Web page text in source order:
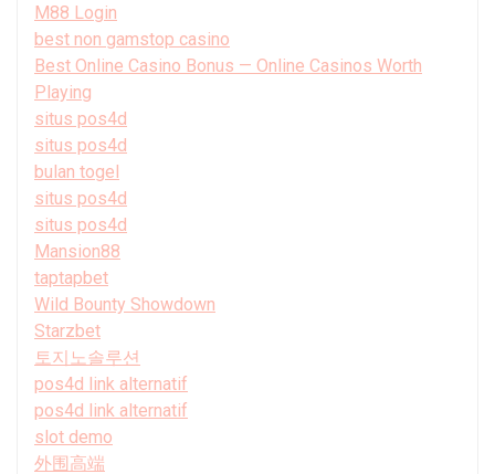
M88 Login
best non gamstop casino
Best Online Casino Bonus — Online Casinos Worth
Playing
situs pos4d
situs pos4d
bulan togel
situs pos4d
situs pos4d
Mansion88
taptapbet
Wild Bounty Showdown
Starzbet
토지노솔루션
pos4d link alternatif
pos4d link alternatif
slot demo
外围高端